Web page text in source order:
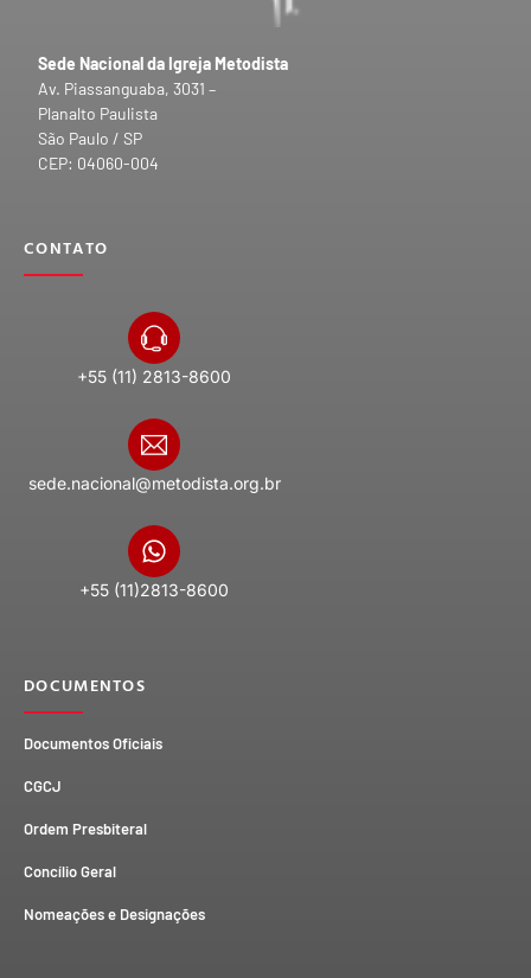
Sede Nacional da Igreja Metodista
Av. Piassanguaba, 3031 –
Planalto Paulista
São Paulo / SP
CEP: 04060-004
CONTATO
+55 (11) 2813-8600
sede.nacional@metodista.org.br
+55 (11)2813-8600
DOCUMENTOS
Documentos Oficiais
CGCJ
Ordem Presbiteral
Concílio Geral
Nomeações e Designações